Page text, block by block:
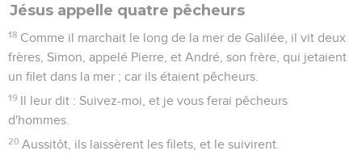
Jésus appelle quatre pêcheurs
18 Comme il marchait le long de la mer de Galilée, il vit deux
frères, Simon, appelé Pierre, et André, son frère, qui jetaient
un filet dans la mer ; car ils étaient pêcheurs.
19 Il leur dit : Suivez-moi, et je vous ferai pêcheurs
d'hommes.
20 Aussitôt, ils laissèrent les filets, et le suivirent.